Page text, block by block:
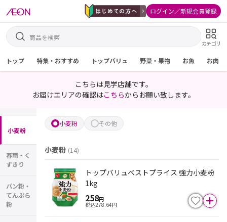
ログイン／新規会員登録
カテゴリ
トップ 特集・おすすめ トップバリュ 野菜・果物 お魚 お肉
こちらは見学店舗です。
お届けエリアの確認はこちらからお願い致します。
小麦粉
春雨・く
ずきり
パン粉・
てんぷら
粉
小麦粉 その他
小麦粉 (14)
トップバリュベストプライス 強力小麦粉
1kg
258円
税込278.64円